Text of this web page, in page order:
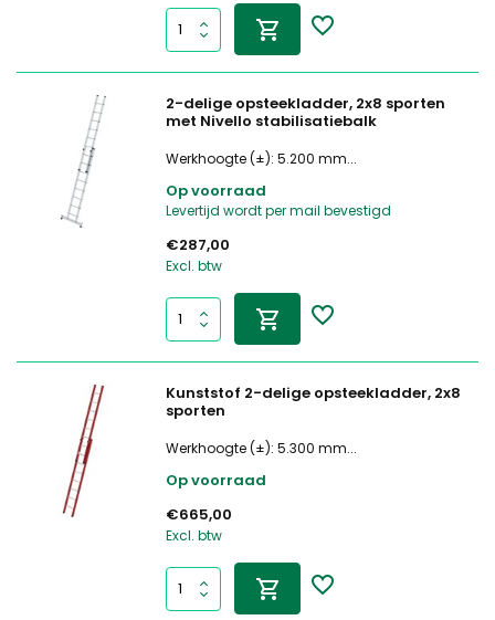
2-delige opsteekladder, 2x8 sporten
met Nivello stabilisatiebalk
Werkhoogte (±): 5.200 mm...
Op voorraad
Levertijd wordt per mail bevestigd
€287,00
Excl. btw
Kunststof 2-delige opsteekladder, 2x8
sporten
Werkhoogte (±): 5.300 mm...
Op voorraad
€665,00
Excl. btw